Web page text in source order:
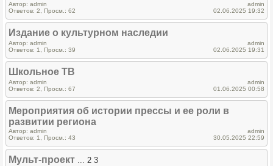
Автор: admin
Ответов: 2, Просм.: 62
admin
02.06.2025 19:32
Издание о культурном наследии
Автор: admin
Ответов: 1, Просм.: 39
admin
02.06.2025 19:31
Школьное ТВ
Автор: admin
Ответов: 2, Просм.: 67
admin
01.06.2025 00:58
Мероприятия об истории прессы и ее роли в
развитии региона
Автор: admin
Ответов: 1, Просм.: 43
admin
30.05.2025 22:59
Мульт-проект ... 2 3